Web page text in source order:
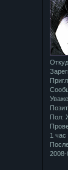
Пол:
1
2008-